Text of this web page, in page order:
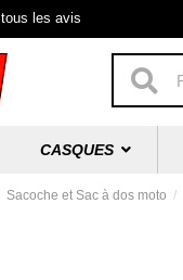
les avis
CASQUES
Sacoche et Sac à dos moto